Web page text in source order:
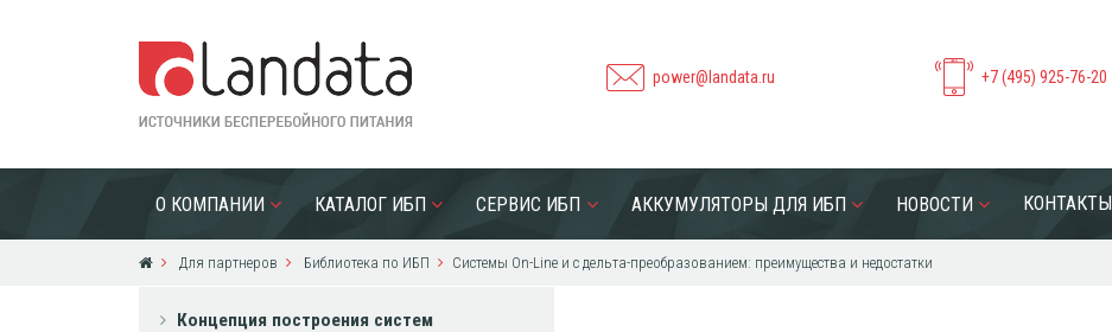
power@landata.ru +7 (495) 925-76-20
О КОМПАНИИ КАТАЛОГ ИБП СЕРВИС ИБП АККУМУЛЯТОРЫ ДЛЯ ИБП НОВОСТИ КОНТАКТЫ
Для партнеров Библиотека по ИБП Системы On-Line и с дельта-преобразованием: преимущества и недостатки
Концепция построения систем